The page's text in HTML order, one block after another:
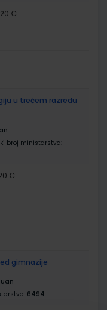
€
u trećem razredu
broj ministarstva:
€
gimnazije
6494